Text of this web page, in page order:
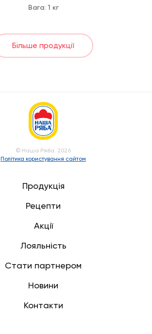
Вага: 1 кг
Більше продукції
© Наша Ряба. 2026
Політика користування сайтом
Продукція
Рецепти
Акції
Лояльність
Стати партнером
Новини
Контакти